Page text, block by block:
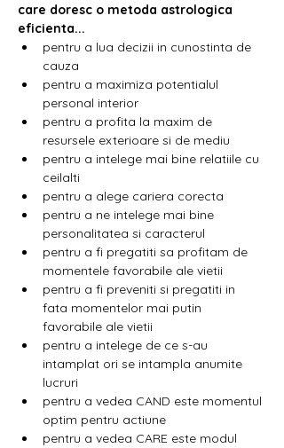
care doresc o metoda astrologica
eficienta...
pentru a lua decizii in cunostinta de
cauza
pentru a maximiza potentialul
personal interior
pentru a profita la maxim de
resursele exterioare si de mediu
pentru a intelege mai bine relatiile cu
ceilalti
pentru a alege cariera corecta
pentru a ne intelege mai bine
personalitatea si caracterul
pentru a fi pregatiti sa profitam de
momentele favorabile ale vietii
pentru a fi preveniti si pregatiti in
fata momentelor mai putin
favorabile ale vietii
pentru a intelege de ce s-au
intamplat ori se intampla anumite
lucruri
pentru a vedea CAND este momentul
optim pentru actiune
pentru a vedea CARE este modul